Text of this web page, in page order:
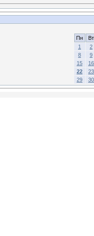
Пн
Вт
1
2
8
9
15
16
22
23
29
30